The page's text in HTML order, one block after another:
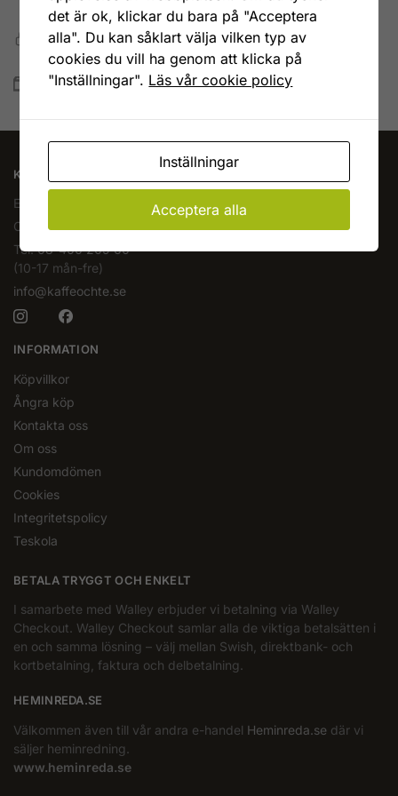
Vid köp över 599 kr
Snabb, enkel och säker betalning
Betala allt direkt eller lite i taget med Walley
Snabb leverans
KAFFEOCHTE.SE
En del av Novodesign AB
Org.nr. 556790-1235
Tel.08-400 209 60
(10-17 mån-fre)
info@kaffeochte.se
INFORMATION
Köpvillkor
Ångra köp
Kontakta oss
Om oss
Kundomdömen
Cookies
Integritetspolicy
Teskola
BETALA TRYGGT OCH ENKELT
I samarbete med Walley erbjuder vi betalning via Walley
Checkout. Walley Checkout samlar alla de viktiga betalsätten i
en och samma lösning – välj mellan Swish, direktbank- och
kortbetalning, faktura och delbetalning.
HEMINREDA.SE
Välkommen även till vår andra e-handel Heminreda.se där vi
säljer heminredning.
www.heminreda.se
det är ok, klickar du bara på "Acceptera
alla". Du kan såklart välja vilken typ av
cookies du vill ha genom att klicka på
"Inställningar". Läs vår cookie policy
Inställningar
Acceptera alla